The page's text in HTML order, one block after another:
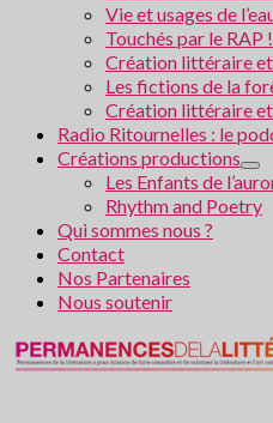
Vie et usages de
Touchés par le RAP
Création littéraire
Les fictions de la
Création littéraire
Radio Ritournelles : le
Créations productions
Les Enfants de
Rhythm and Poetry
Qui sommes nous ?
Contact
Nos Partenaires
Nous soutenir